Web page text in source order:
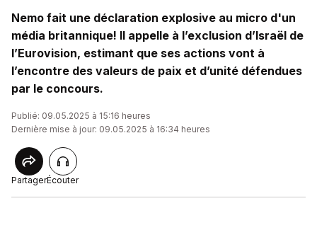
Nemo fait une déclaration explosive au micro d'un
média britannique! Il appelle à l’exclusion d’Israël de
l’Eurovision, estimant que ses actions vont à
l’encontre des valeurs de paix et d’unité défendues
par le concours.
Publié: 09.05.2025 à 15:16 heures
Dernière mise à jour: 09.05.2025 à 16:34 heures
PartagerÉcouter